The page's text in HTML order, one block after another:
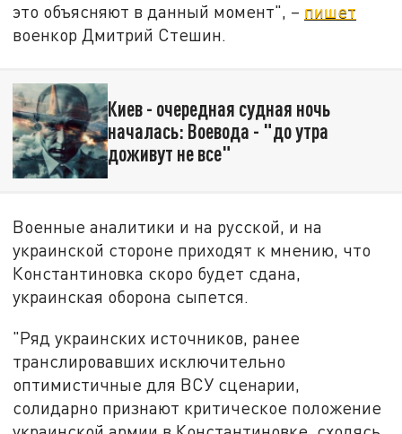
это объясняют в данный момент", – пишет
военкор Дмитрий Стешин.
Киев - очередная судная ночь
началась: Воевода - "до утра
доживут не все"
Военные аналитики и на русской, и на
украинской стороне приходят к мнению, что
Константиновка скоро будет сдана,
украинская оборона сыпется.
"Ряд украинских источников, ранее
транслировавших исключительно
оптимистичные для ВСУ сценарии,
солидарно признают критическое положение